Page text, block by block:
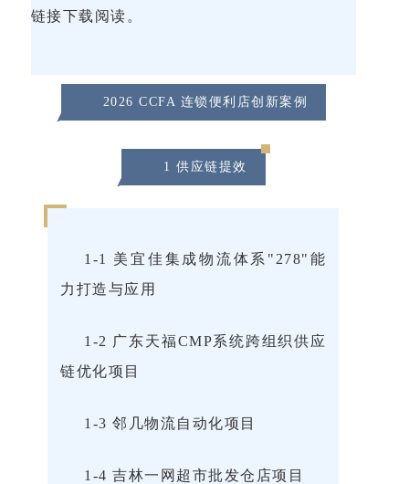
链接下载阅读。
2026 CCFA 连锁便利店创新案例
1 供应链提效
1-1 美宜佳集成物流体系"278"能
力打造与应用
1-2 广东天福CMP系统跨组织供应
链优化项目
1-3 邻几物流自动化项目
1-4 吉林一网超市批发仓店项目